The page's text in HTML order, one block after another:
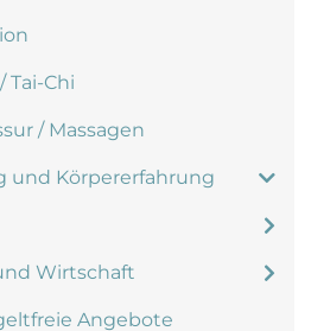
Tai-Chi
/ Massagen
und Körpererfahrung
Wirtschaft
Angebote